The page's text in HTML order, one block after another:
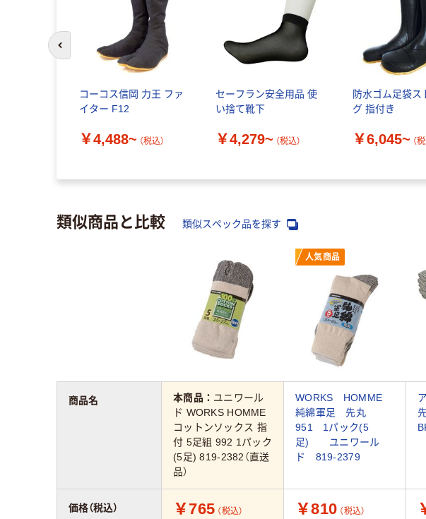
コーコス信岡 力王 ファ
イター F12
￥4,488~ （税込）
セーフラン安全用品 使
い捨て靴下
￥4,279~ （税込）
防水ゴム足袋ス
グ 指付き
￥6,045~ （
前のスライドへ
類似商品と比較 類似スペック品を探す
人気商品
本商品： ユニワール
ド WORKS HOMME
コットンソックス 指
付 5足組 992 1パック
(5足) 819-2382（直送
品）
WORKS HOMME
純綿軍足 先丸
951 1パック(5
足) ユニワール
ド 819-2379
￥765 （税込） ￥810 （税込）
商品名
価格（税込）